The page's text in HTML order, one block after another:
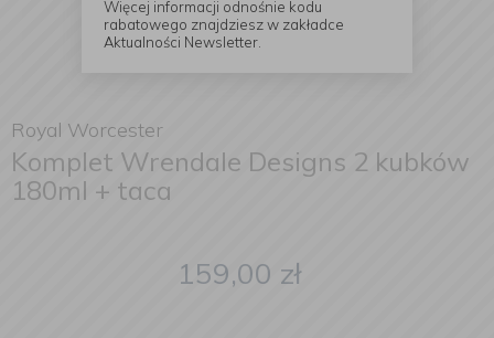
Royal Worcester
Komplet Wrendale Designs 2 kubków
180ml + taca
159,00 zł
Więcej informacji odnośnie kodu
rabatowego znajdziesz w zakładce
Aktualności Newsletter.